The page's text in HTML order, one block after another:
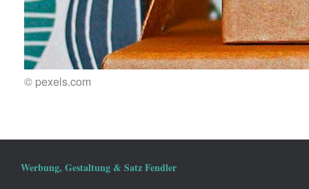
© pexels.com
Werbung, Gestaltung & Satz Fendler